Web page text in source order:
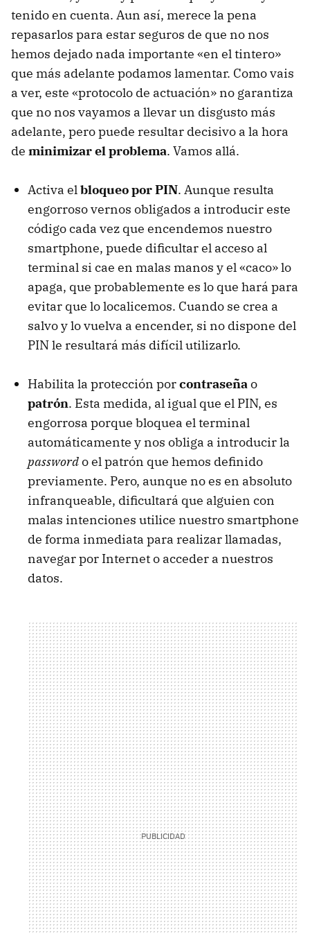
tenido en cuenta. Aun así, merece la pena
repasarlos para estar seguros de que no nos
hemos dejado nada importante «en el tintero»
que más adelante podamos lamentar. Como vais
a ver, este «protocolo de actuación» no garantiza
que no nos vayamos a llevar un disgusto más
adelante, pero puede resultar decisivo a la hora
de minimizar el problema. Vamos allá.
Activa elbloqueo por PIN. Aunque resulta
engorroso vernos obligados a introducir este
código cada vez que encendemos nuestro
smartphone, puede dificultar el acceso al
terminal si cae en malas manos y el «caco» lo
apaga, que probablemente es lo que hará para
evitar que lo localicemos. Cuando se crea a
salvo y lo vuelva a encender, si no dispone del
PIN le resultará más difícil utilizarlo.
Habilita la protección porcontraseñao
patrón. Esta medida, al igual que el PIN, es
engorrosa porque bloquea el terminal
automáticamente y nos obliga a introducir la
passwordo el patrón que hemos definido
previamente. Pero, aunque no es en absoluto
infranqueable, dificultará que alguien con
malas intenciones utilice nuestro smartphone
de forma inmediata para realizar llamadas,
navegar por Internet o acceder a nuestros
datos.